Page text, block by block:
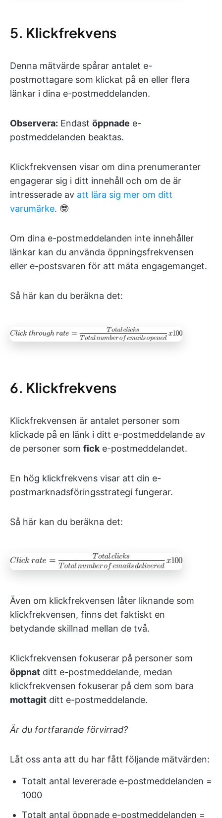
5. Klickfrekvens
Denna mätvärde spårar antalet e-
postmottagare som klickat på en eller flera
länkar i dina e-postmeddelanden.
Observera: Endast öppnade e-
postmeddelanden beaktas.
Klickfrekvensen visar om dina prenumeranter
engagerar sig i ditt innehåll och om de är
intresserade av att lära sig mer om ditt
varumärke. 🤓
Om dina e-postmeddelanden inte innehåller
länkar kan du använda öppningsfrekvensen
eller e-postsvaren för att mäta engagemanget.
Så här kan du beräkna det:
6. Klickfrekvens
Klickfrekvensen är antalet personer som
klickade på en länk i ditt e-postmeddelande av
de personer som fick e-postmeddelandet.
En hög klickfrekvens visar att din e-
postmarknadsföringsstrategi fungerar.
Så här kan du beräkna det:
Även om klickfrekvensen låter liknande som
klickfrekvensen, finns det faktiskt en
betydande skillnad mellan de två.
Klickfrekvensen fokuserar på personer som
öppnat ditt e-postmeddelande, medan
klickfrekvensen fokuserar på dem som bara
mottagit ditt e-postmeddelande.
Är du fortfarande förvirrad?
Låt oss anta att du har fått följande mätvärden:
Totalt antal levererade e-postmeddelanden =
1000
Totalt antal öppnade e-postmeddelanden =